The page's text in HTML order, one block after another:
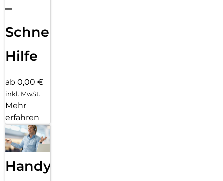
–
Schnelle
Hilfe
ab 0,00 €
inkl. MwSt.
Mehr
erfahren
Handy